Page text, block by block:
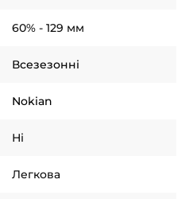
60% - 129 мм
Всезезонні
Nokian
Ні
Легкова